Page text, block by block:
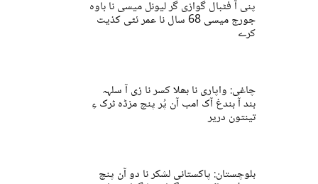
پنی آ فٹبال گوازی گر لیونل میسی نا باوہ
جورج میسی 68 سال نا عمر ئٹی کذیت
کرے
چاغی: واپاری نا بھلا کسر نا زی آ سلہہ
بند آ بندغ آک امب آن پُر پنچ مزڈہ ٹرک ءِ
تینتون دریر
بلوچستان: پاکستانی لشکر نا دو آن پنچ